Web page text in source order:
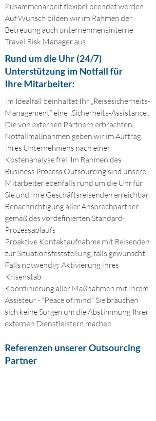
Zusammenarbeit flexibel beendet werden
Auf Wunsch bilden wir im Rahmen der
Betreuung auch unternehmensinterne
Travel Risk Manager aus
Rund um die Uhr (24/7)
Unterstützung im Notfall für
Ihre Mitarbeiter:
Im Idealfall beinhaltet Ihr „Reisesicherheits-
Management“ eine „Sicherheits-Assistance“.
Die von externen Partnern erbrachten
Notfallmaßnahmen geben wir im Auftrag
Ihres Unternehmens nach einer
Kostenanalyse frei. Im Rahmen des
Business Process Outsourcing sind unsere
Mitarbeiter ebenfalls rund um die Uhr für
Sie und Ihre Geschäftsreisenden erreichbar.
Benachrichtigung aller Ansprechpartner
gemäß des vordefinierten Standard-
Prozessablaufs
Proaktive Kontaktaufnahme mit Reisenden
zur Situationsfeststellung, falls gewünscht
Falls notwendig: Aktivierung Ihres
Krisenstab
Koordinierung aller Maßnahmen mit Ihrem
Assisteur - "Peace of mind" Sie brauchen
sich keine Sorgen um die Abstimmung Ihrer
externen Dienstleistern machen
Referenzen unserer Outsourcing
Partner